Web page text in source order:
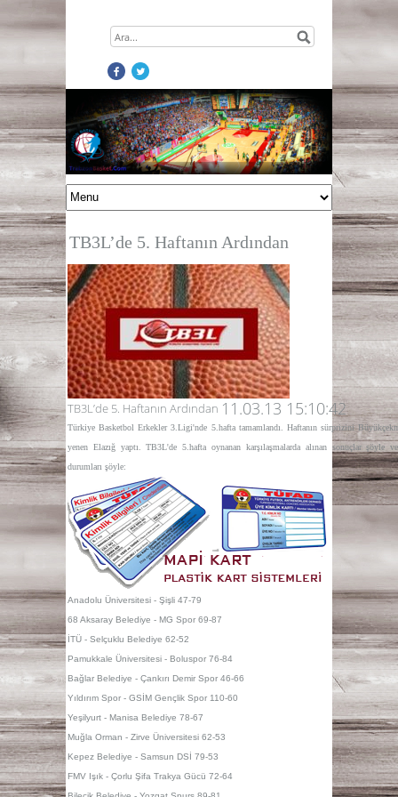
TB3L’de 5. Haftanın Ardından
TB3L’de 5. Haftanın Ardından 11.03.13 15:10:42
Türkiye Basketbol Erkekler 3.Ligi'nde 5.hafta tamamlandı. Haftanın sürprizini
yenen Elazığ yaptı. TB3L'de 5.hafta oynanan karşılaşmalarda alınan sonuçlar şöyle
durumları şöyle:
Anadolu Üniversitesi - Şişli 47-79
68 Aksaray Belediye - MG Spor 69-87
İTÜ - Selçuklu Belediye 62-52
Pamukkale Üniversitesi - Boluspor 76-84
Bağlar Belediye - Çankırı Demir Spor 46-66
Yıldırım Spor - GSİM Gençlik Spor 110-60
Yeşilyurt - Manisa Belediye 78-67
Muğla Orman - Zirve Üniversitesi 62-53
Kepez Belediye - Samsun DSİ 79-53
FMV Işık - Çorlu Şifa Trakya Gücü 72-64